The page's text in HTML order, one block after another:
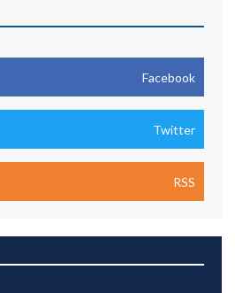
Facebook
Twitter
RSS